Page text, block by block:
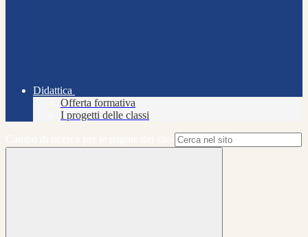
Didattica
Offerta formativa
I progetti delle classi